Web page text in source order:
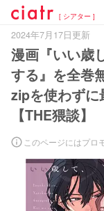
[ シアター ]
2024年7月17日更新
漫画『いい歳
する』を全巻
zipを使わずに
【THE猥談】
このページにはプロ